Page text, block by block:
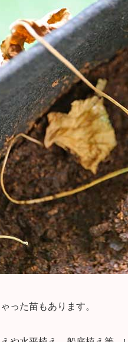
った苗もあります。